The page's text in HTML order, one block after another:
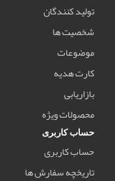
تولید کنندگان
شخصیت ها
موضوعات
کارت هدیه
بازاریابی
محصولات ویژه
حساب کاربری
حساب کاربری
تاریخچه سفارش ها